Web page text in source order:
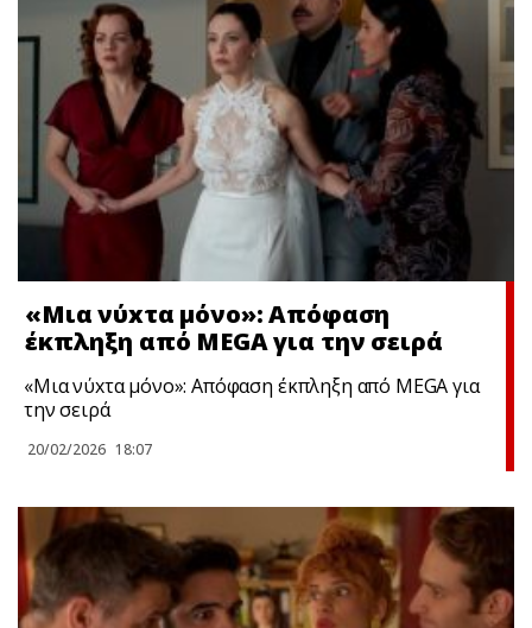
«Μια νύxτα μόνο»: Απόφαση
έκπληξη από MEGA για την σειρά
«Μια νύxτα μόνο»: Απόφαση έκπληξη από MEGA για
την σειρά
20/02/2026 18:07